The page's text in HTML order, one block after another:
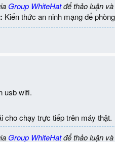
Group WhiteHatđể thảo luận và
Kiến thức an ninh mạng để
usb wifi.
cho chạy trực tiếp trên máy thật.
Group WhiteHatđể thảo luận và